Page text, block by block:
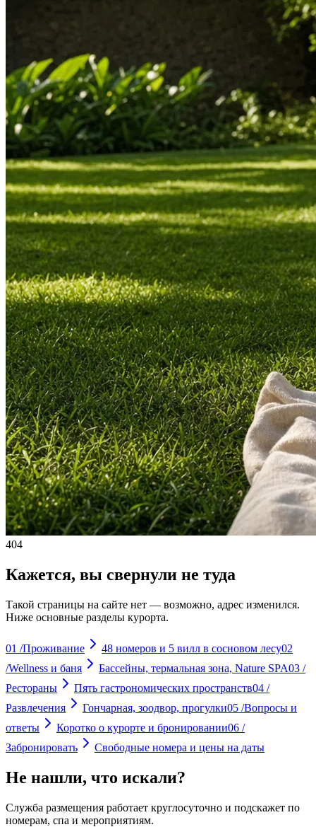
404
Кажется, вы свернули не туда
Такой страницы на сайте нет — возможно, адрес изменился.
Ниже основные разделы курорта.
01 /Проживание 48 номеров и 5 вилл в сосновом лесу02
/Wellness и баня Бассейны, термальная зона, Nature SPA03 /
Рестораны
Пять гастрономических пространств04 /
Развлечения
Гончарная, зоодвор, прогулки05 /Вопросы и
ответы
Коротко о курорте и бронировании06 /
Забронировать
Свободные номера и цены на даты
Не нашли, что искали?
Служба размещения работает круглосуточно и подскажет по
номерам, спа и мероприятиям.